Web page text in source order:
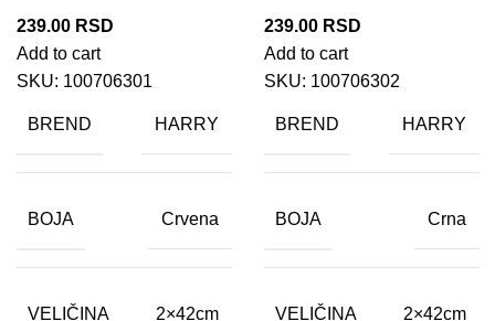
239.00 RSD
Add to cart
SKU: 100706301
BREND HARRY
BOJA Crvena
VELIČINA 2×42cm
239.00 RSD
Add to cart
SKU: 100706302
BREND HARRY
BOJA Crna
VELIČINA 2×42cm